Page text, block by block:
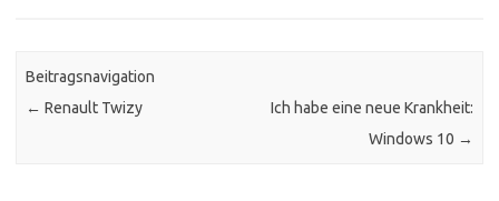
Beitragsnavigation
← Renault Twizy
Ich habe eine neue Krankheit:
Windows 10 →